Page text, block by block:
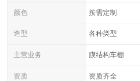
颜色 按需定制
造型 各种类型
主营业务 膜结构车棚
资质 资质齐全